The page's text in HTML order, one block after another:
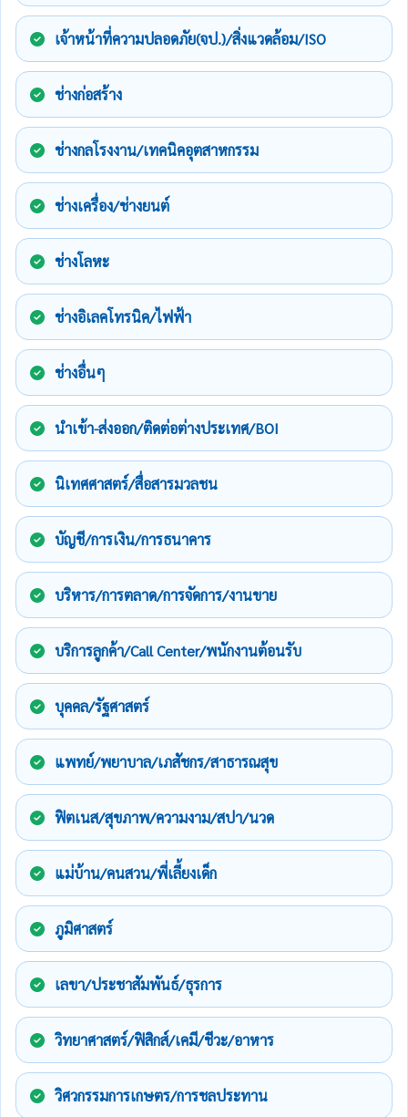
เจ้าหน้าที่ความปลอดภัย(จป.)/สิ่งแวดล้อม/ISO
ช่างก่อสร้าง
ช่างกลโรงงาน/เทคนิคอุตสาหกรรม
ช่างเครื่อง/ช่างยนต์
ช่างโลหะ
ช่างอิเลคโทรนิค/ไฟฟ้า
ช่างอื่นๆ
นำเข้า-ส่งออก/ติดต่อต่างประเทศ/BOI
นิเทศศาสตร์/สื่อสารมวลชน
บัญชี/การเงิน/การธนาคาร
บริหาร/การตลาด/การจัดการ/งานขาย
บริการลูกค้า/Call Center/พนักงานต้อนรับ
บุคคล/รัฐศาสตร์
แพทย์/พยาบาล/เภสัชกร/สาธารณสุข
ฟิตเนส/สุขภาพ/ความงาม/สปา/นวด
แม่บ้าน/คนสวน/พี่เลี้ยงเด็ก
ภูมิศาสตร์
เลขา/ประชาสัมพันธ์/ธุรการ
วิทยาศาสตร์/ฟิสิกส์/เคมี/ชีวะ/อาหาร
วิศวกรรมการเกษตร/การชลประทาน